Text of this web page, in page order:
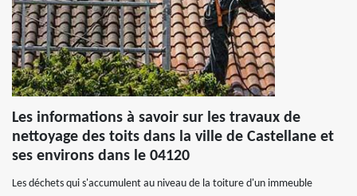
Les informations à savoir sur les travaux de
nettoyage des toits dans la ville de Castellane et
ses environs dans le 04120
Les déchets qui s'accumulent au niveau de la toiture d'un immeuble